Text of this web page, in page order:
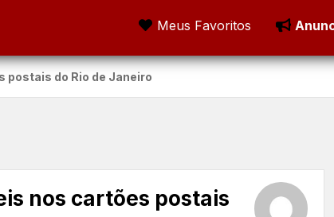
Meus Favoritos
postais do Rio de Janeiro
nos cartões postais